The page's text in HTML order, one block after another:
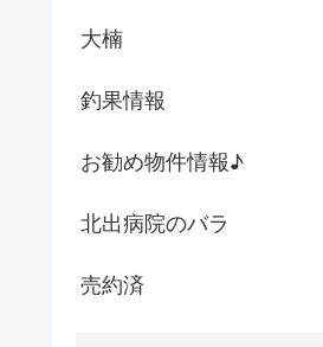
大楠
釣果情報
お勧め物件情報♪
北出病院のバラ
売約済